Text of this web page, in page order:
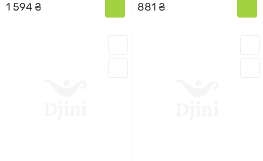
1 594₴ 881 ₴